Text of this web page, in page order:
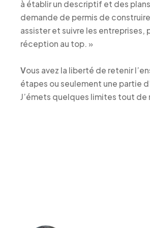
à établir un descriptif et des
demande de permis de
assister et suivre les entreprises,
réception au top. »
Vous avez la liberté de retenir
étapes ou seulement une partie
J’émets quelques limites tout de